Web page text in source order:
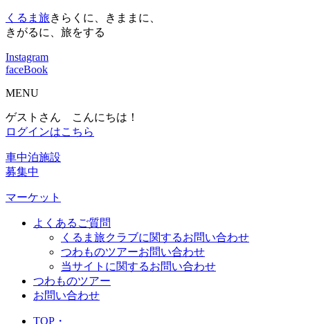
くるま旅きらくに、きままに、
きがるに、旅をする
Instagram
faceBook
MENU
ゲストさん こんにちは！
ログインはこちら
車中泊施設
募集中
マーケット
よくあるご質問
くるま旅クラブに関するお問い合わせ
つわものツアーお問い合わせ
当サイトに関するお問い合わせ
つわものツアー
お問い合わせ
TOP・